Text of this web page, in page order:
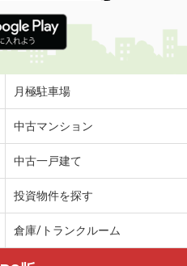
月極駐車場
中古マンション
中古一戸建て
投資物件を探す
倉庫/トランクルーム